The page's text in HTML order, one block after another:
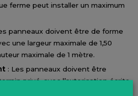
ferme peut installer un maximum
panneaux doivent être de forme
une largeur maximale de 1,50
maximale de 1 mètre.
: Les panneaux doivent être
privé, avec l’autorisation écrite